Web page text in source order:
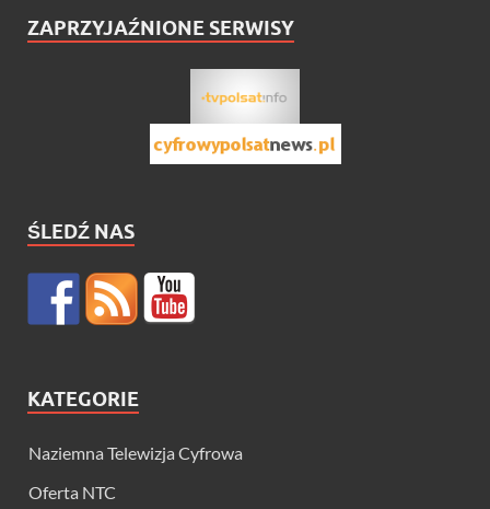
ZAPRZYJAŹNIONE SERWISY
ŚLEDŹ NAS
KATEGORIE
Naziemna Telewizja Cyfrowa
Oferta NTC